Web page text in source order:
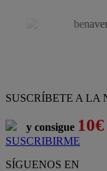
SUSCRÍBETE A LA
y consigue 10€
SUSCRIBIRME
SÍGUENOS EN